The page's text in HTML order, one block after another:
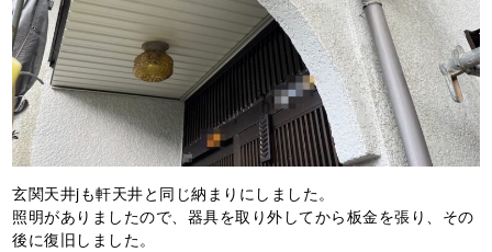
玄関天井jも軒天井と同じ納まりにしました。
照明がありましたので、器具を取り外してから板金を張り、その
後に復旧しました。